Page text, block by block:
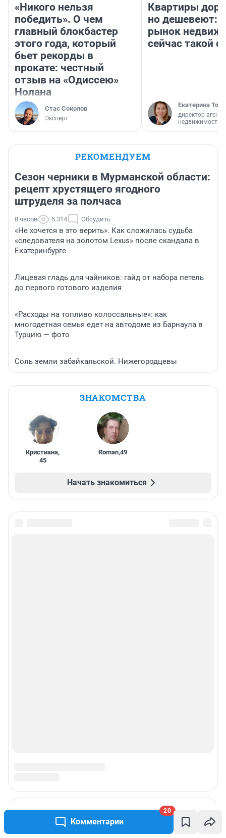
Комментарии
20
«Никого нельзя
победить». О чем
главный блокбастер
этого года, который
бьет рекорды в
прокате: честный
отзыв на «Одиссею»
Нолана
Стас Соколов
Эксперт
Квартиры
но дешевеют:
рынок
сейчас такой
Екатерина
директор
недвижимости
РЕКОМЕНДУЕМ
Сезон черники в Мурманской области:
рецепт хрустящего ягодного
штруделя за полчаса
8 часов 5 314 Обсудить
«Не хочется в это верить». Как сложилась судьба
«следователя на золотом Lexus» после скандала в
Екатеринбурге
Лицевая гладь для чайников: гайд от набора петель
до первого готового изделия
«Расходы на топливо колоссальные»: как
многодетная семья едет на автодоме из Барнаула в
Турцию — фото
Соль земли забайкальской. Нижегородцевы
ЗНАКОМСТВА
Кристиана,
45
Roman,49
Начать знакомиться